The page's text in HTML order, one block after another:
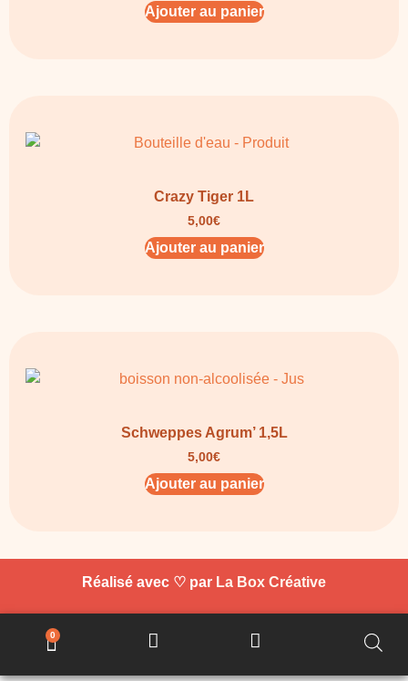
Ajouter au panier
Crazy Tiger 1L
5,00€
Ajouter au panier
Schweppes Agrum’ 1,5L
5,00€
Ajouter au panier
Réalisé avec ♡ par La Box Créative
0